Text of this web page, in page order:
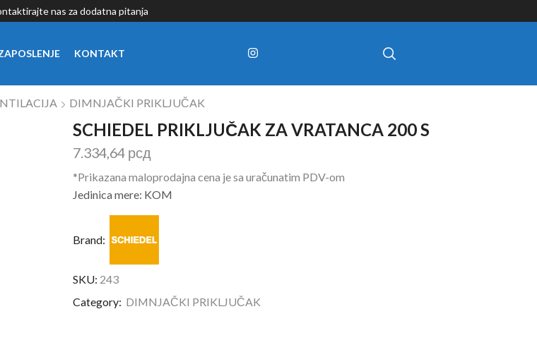
nas za dodatna pitanja
KONTAKT
DIMNJAČKI PRIKLJUČAK
SCHIEDEL PRIKLJUČAK ZA VRATANCA 200 S
7.334,64 рсд
*Prikazana maloprodajna cena je sa uračunatim PDV-om
Jedinica mere: KOM
Brand:
SKU: 243
Category: DIMNJAČKI PRIKLJUČAK